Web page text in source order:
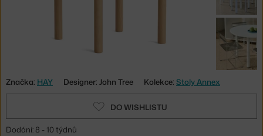
Značka: HAY Designer: John Tree Kolekce: Stoly Annex
DO WISHLISTU
Dodání: 8 - 10 týdnů